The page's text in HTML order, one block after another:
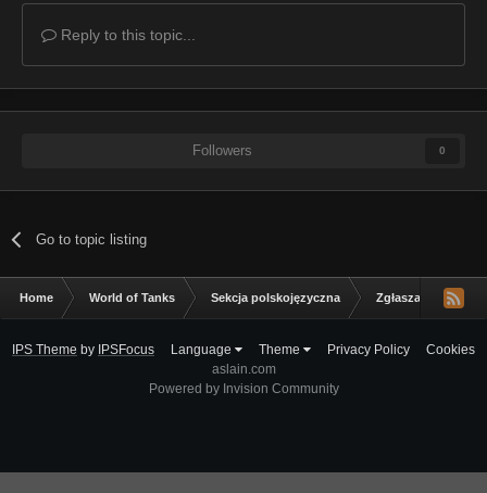
Reply to this topic...
Followers 0
Go to topic listing
Home World of Tanks Sekcja polskojęzyczna Zgłaszanie
IPS Theme by IPSFocus Language Theme Privacy Policy
Cookies
aslain.com
Powered by Invision Community